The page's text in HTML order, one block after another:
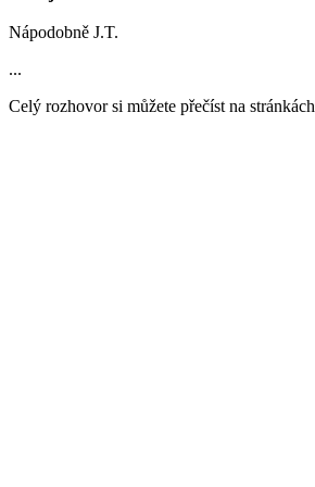
Nápodobně J.T.
...
Celý rozhovor si můžete přečíst na stránkách